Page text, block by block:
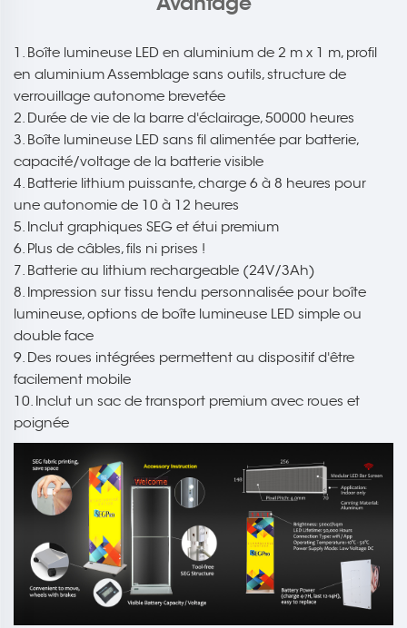
1. Boîte lumineuse LED en aluminium de 2 m x 1 m, profil
en aluminium Assemblage sans outils, structure de
verrouillage autonome brevetée
2. Durée de vie de la barre d'éclairage, 50000 heures
3. Boîte lumineuse LED sans fil alimentée par batterie,
capacité/voltage de la batterie visible
4. Batterie lithium puissante, charge 6 à 8 heures pour
une autonomie de 10 à 12 heures
5. Inclut graphiques SEG et étui premium
6. Plus de câbles, fils ni prises !
7. Batterie au lithium rechargeable (24V/3Ah)
8. Impression sur tissu tendu personnalisée pour boîte
lumineuse, options de boîte lumineuse LED simple ou
double face
9. Des roues intégrées permettent au dispositif d'être
facilement mobile
10. Inclut un sac de transport premium avec roues et
poignée